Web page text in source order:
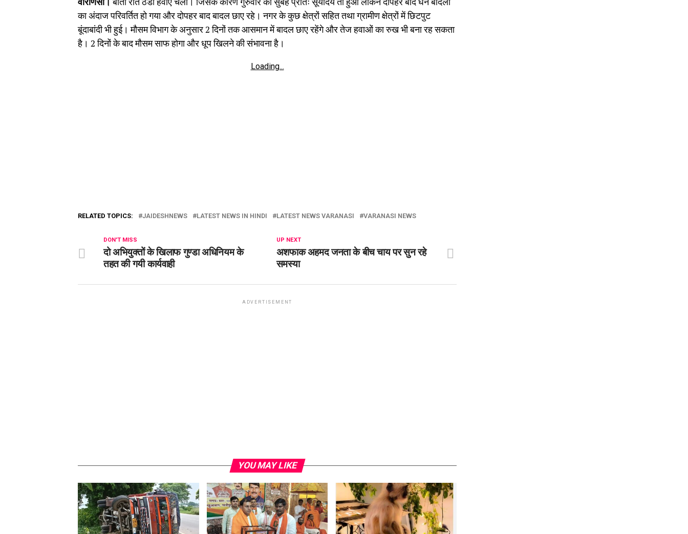
का अंदाज परिवर्तित हो गया और दोपहर बाद बादल छाए रहे। नगर के कुछ क्षेत्रों सहित तथा ग्रामीण क्षेत्रों में छिटपुट
बूंदाबांदी भी हुई। मौसम विभाग के अनुसार 2 दिनों तक आसमान में बादल छाए रहेंगे और तेज हवाओं का रुख भी बना रह सकता
है। 2 दिनों के बाद मौसम साफ होगा और धूप खिलने की संभावना है।
Loading...
RELATED TOPICS: JAIDESHNEWS LATEST NEWS IN HINDI LATEST NEWS VARANASI VARANASI NEWS
UP NEXT
अशफाक अहमद जनता के बीच चाय पर सुन रहे
समस्या
DON'T MISS
दो अभियुक्तों के खिलाफ गुण्डा अधिनियम के
तहत की गयी कार्यवाही
ADVERTISEMENT
YOU MAY LIKE